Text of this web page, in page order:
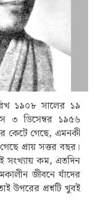
১৯০৮ সালের ১৯
৩ ডিসেম্বর ১৯৫৬
কেটে গেছে, এমনকী
প্রায় সত্তর বছর।
সংখ্যায় কম, এতদিন
জীবনে যাঁদের
উপরের প্রশ্নটি খুবই